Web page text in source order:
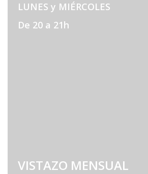
LUNES y MIÉRCOLES
De 20 a 21h
VISTAZO MENSUAL